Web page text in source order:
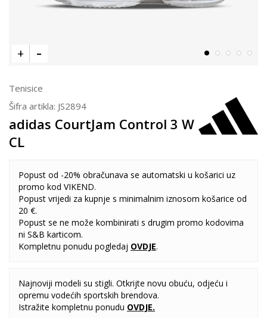
Tenisice
Šifra artikla: JS2894
adidas CourtJam Control 3 W
CL
Popust od -20% obračunava se automatski u košarici uz
promo kod VIKEND.
Popust vrijedi za kupnje s minimalnim iznosom košarice od
20 €.
Popust se ne može kombinirati s drugim promo kodovima
ni S&B karticom.
Kompletnu ponudu pogledaj OVDJE.
Najnoviji modeli su stigli. Otkrijte novu obuću, odjeću i
opremu vodećih sportskih brendova.
Istražite kompletnu ponudu OVDJE.